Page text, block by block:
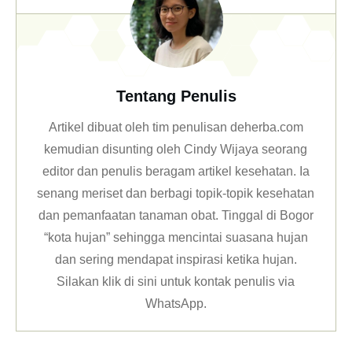
Tentang Penulis
Artikel dibuat oleh tim penulisan deherba.com
kemudian disunting oleh Cindy Wijaya seorang
editor dan penulis beragam artikel kesehatan. Ia
senang meriset dan berbagi topik-topik kesehatan
dan pemanfaatan tanaman obat. Tinggal di Bogor
“kota hujan” sehingga mencintai suasana hujan
dan sering mendapat inspirasi ketika hujan.
Silakan klikdi sini untuk kontak penulis via
WhatsApp.